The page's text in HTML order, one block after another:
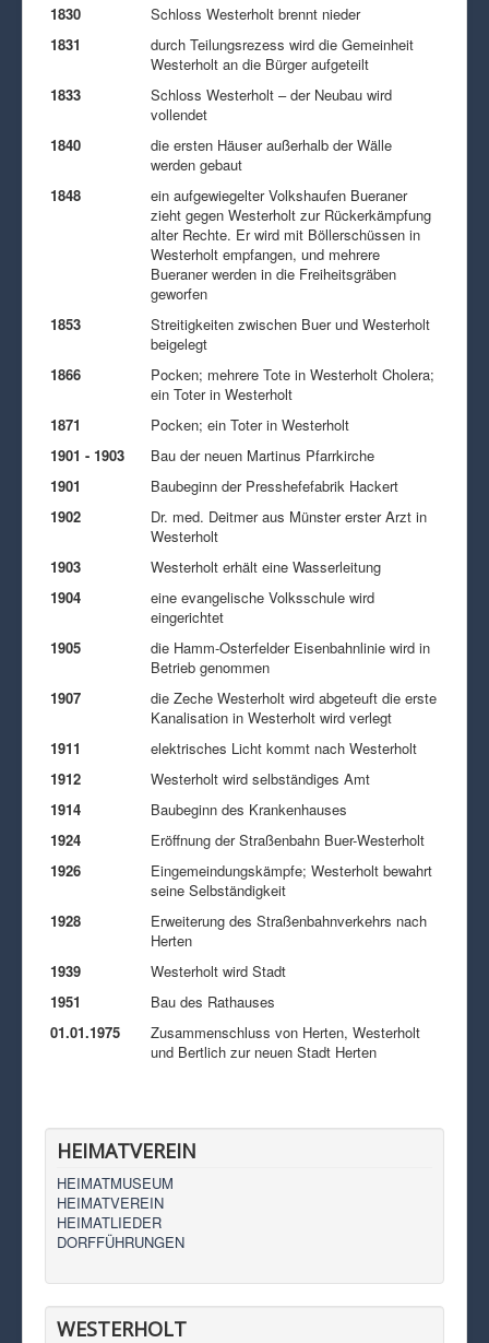
1830
Schloss Westerholt brennt nieder
1831
durch Teilungsrezess wird die Gemeinheit
Westerholt an die Bürger aufgeteilt
1833
Schloss Westerholt – der Neubau wird
vollendet
1840
die ersten Häuser außerhalb der Wälle
werden gebaut
1848
ein aufgewiegelter Volkshaufen Bueraner
zieht gegen Westerholt zur Rückerkämpfung
alter Rechte. Er wird mit Böllerschüssen in
Westerholt empfangen, und mehrere
Bueraner werden in die Freiheitsgräben
geworfen
1853
Streitigkeiten zwischen Buer und Westerholt
beigelegt
1866
Pocken; mehrere Tote in Westerholt Cholera;
ein Toter in Westerholt
1871
Pocken; ein Toter in Westerholt
1901 - 1903
Bau der neuen Martinus Pfarrkirche
1901
Baubeginn der Presshefefabrik Hackert
1902
Dr. med. Deitmer aus Münster erster Arzt in
Westerholt
1903
Westerholt erhält eine Wasserleitung
1904
eine evangelische Volksschule wird
eingerichtet
1905
die Hamm-Osterfelder Eisenbahnlinie wird in
Betrieb genommen
1907
die Zeche Westerholt wird abgeteuft die erste
Kanalisation in Westerholt wird verlegt
1911
elektrisches Licht kommt nach Westerholt
1912
Westerholt wird selbständiges Amt
1914
Baubeginn des Krankenhauses
1924
Eröffnung der Straßenbahn Buer-Westerholt
1926
Eingemeindungskämpfe; Westerholt bewahrt
seine Selbständigkeit
1928
Erweiterung des Straßenbahnverkehrs nach
Herten
1939
Westerholt wird Stadt
1951
Bau des Rathauses
01.01.1975
Zusammenschluss von Herten, Westerholt
und Bertlich zur neuen Stadt Herten
HEIMATVEREIN
HEIMATMUSEUM
HEIMATVEREIN
HEIMATLIEDER
DORFFÜHRUNGEN
WESTERHOLT